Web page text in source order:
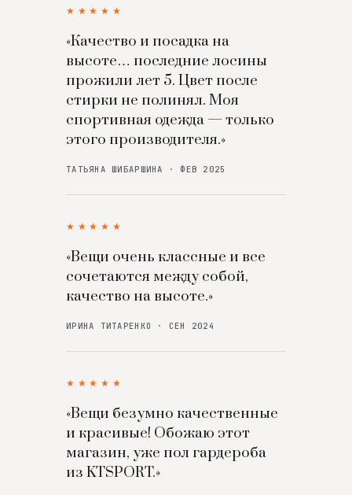
★★★★★
«Качество и посадка на
высоте… последние лосины
прожили лет 5. Цвет после
стирки не полинял. Моя
спортивная одежда — только
этого производителя.»
ТАТЬЯНА ШИБАРШИНА · ФЕВ 2025
★★★★★
«Вещи очень классные и все
сочетаются между собой,
качество на высоте.»
ИРИНА ТИТАРЕНКО · СЕН 2024
★★★★★
«Вещи безумно качественные
и красивые! Обожаю этот
магазин, уже пол гардероба
из KTSPORT.»